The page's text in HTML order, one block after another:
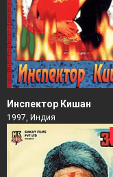
Инспектор Кишан
1997, Индия